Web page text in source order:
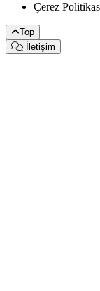
Çerez
Top
İletişim